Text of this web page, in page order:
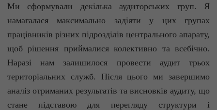
Ми сформували декілька аудиторських груп. Я
намагалася максимально задіяти у цих групах
працівників різних підрозділів центрального апарату,
щоб рішення приймалися колективно та всебічно.
Наразі нам залишилося провести аудит трьох
територіальних служб. Після цього ми завершимо
аналіз отриманих результатів та висновків аудиту, що
стане підставою для перегляду структури і